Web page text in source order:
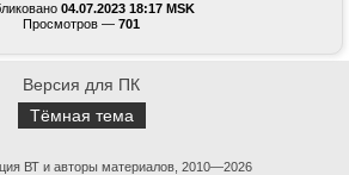
04.07.2023 18:17 MSK
Просмотров — 701
Версия для ПК
Тёмная тема
ВТ и авторы материалов, 2010—2026